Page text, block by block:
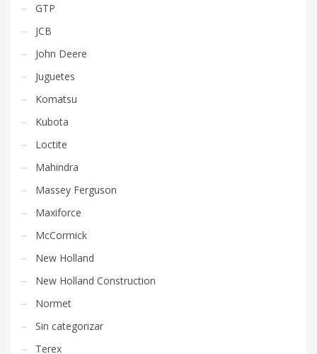
GTP
JCB
John Deere
Juguetes
Komatsu
Kubota
Loctite
Mahindra
Massey Ferguson
Maxiforce
McCormick
New Holland
New Holland Construction
Normet
Sin categorizar
Terex